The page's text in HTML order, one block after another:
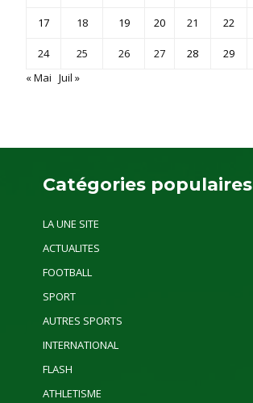
17 18 19 20 21 22
24 25 26 27 28 29
« Mai Juil »
Catégories populaires
LA UNE SITE
ACTUALITES
FOOTBALL
SPORT
AUTRES SPORTS
INTERNATIONAL
FLASH
ATHLETISME